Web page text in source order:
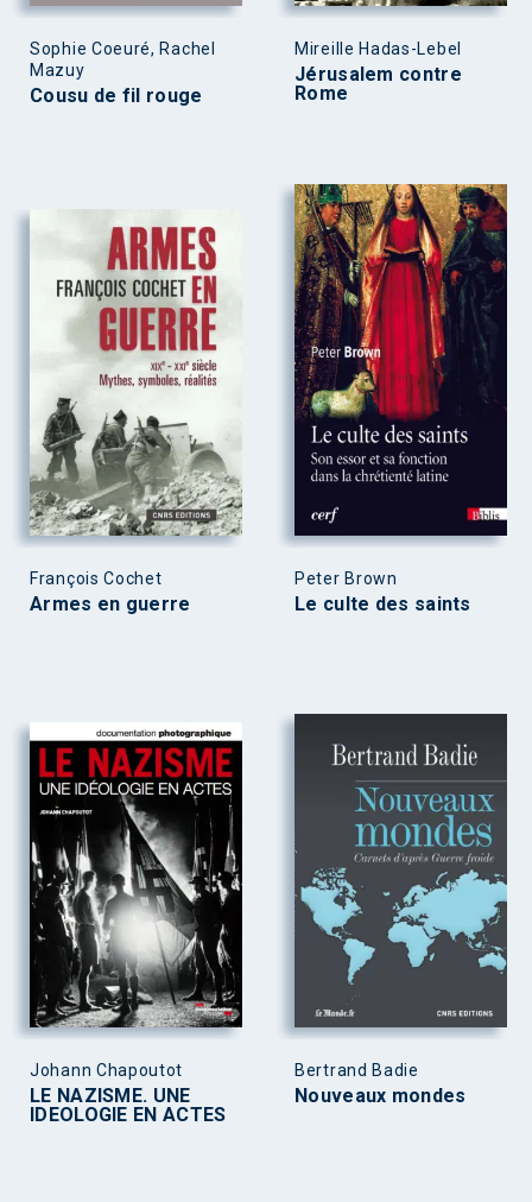
Sophie Coeuré, Rachel
Mazuy
Cousu de fil rouge
Mireille Hadas-Lebel
Jérusalem contre
Rome
François Cochet
Armes en guerre
Peter Brown
Le culte des saints
Johann Chapoutot
LE NAZISME. UNE
IDEOLOGIE EN ACTES
Bertrand Badie
Nouveaux mondes